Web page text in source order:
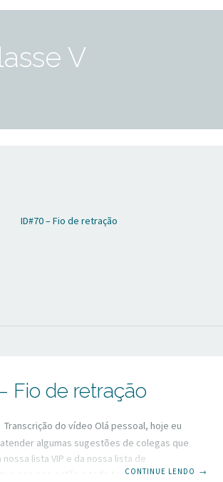
classe V
Fio de retração
Transcrição do vídeo Olá pessoal, hoje eu
algumas sugestões de colegas que
lista VIP e da nossa lista de
que por isso estão a todo tempo em contato
CONTINUE LENDO →